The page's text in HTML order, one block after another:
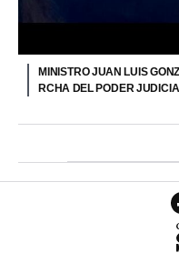
MINISTRO JUAN LUIS
RCHA DEL PODER